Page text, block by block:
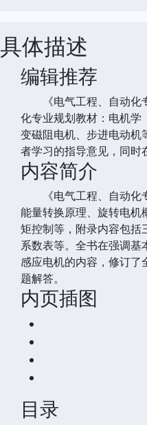
具体描述
编辑推荐
《电气工程、自动化专
化专业规划教材：电机学
变磁阻电机、步进电动机
者学习的指导意见，同时
内容简介
《电气工程、自动化专
能量转换原理、旋转电机
矩控制等，附录内容包括
系数表等。全书在强调
感应电机的内容，修订了
题解答。
内页插图
目录